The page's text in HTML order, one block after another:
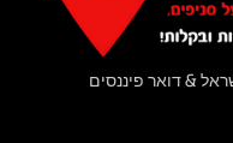
& דואר פיננסים